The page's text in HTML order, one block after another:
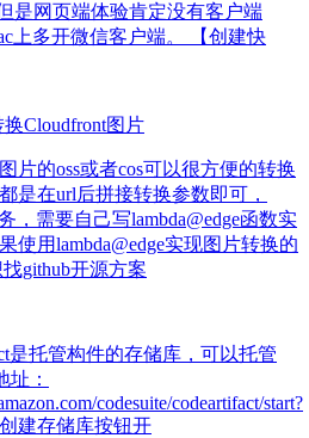
是网页端体验肯定没有客户端
上多开微信客户端。 【创建快
换Cloudfront图片
片的oss或者cos可以很方便的转换
是在url后拼接转换参数即可，
，需要自己写lambda@edge函数实
使用lambda@edge实现图片转换的
github开源方案
是托管构件的存储库，可以托管
址：
codesuite/codeartifact/start?
建存储库按钮开